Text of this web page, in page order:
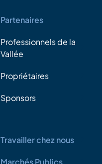
Partenaires
Professionnels de la
Vallée
Propriétaires
Sponsors
Travailler chez nous
Marchés Publics